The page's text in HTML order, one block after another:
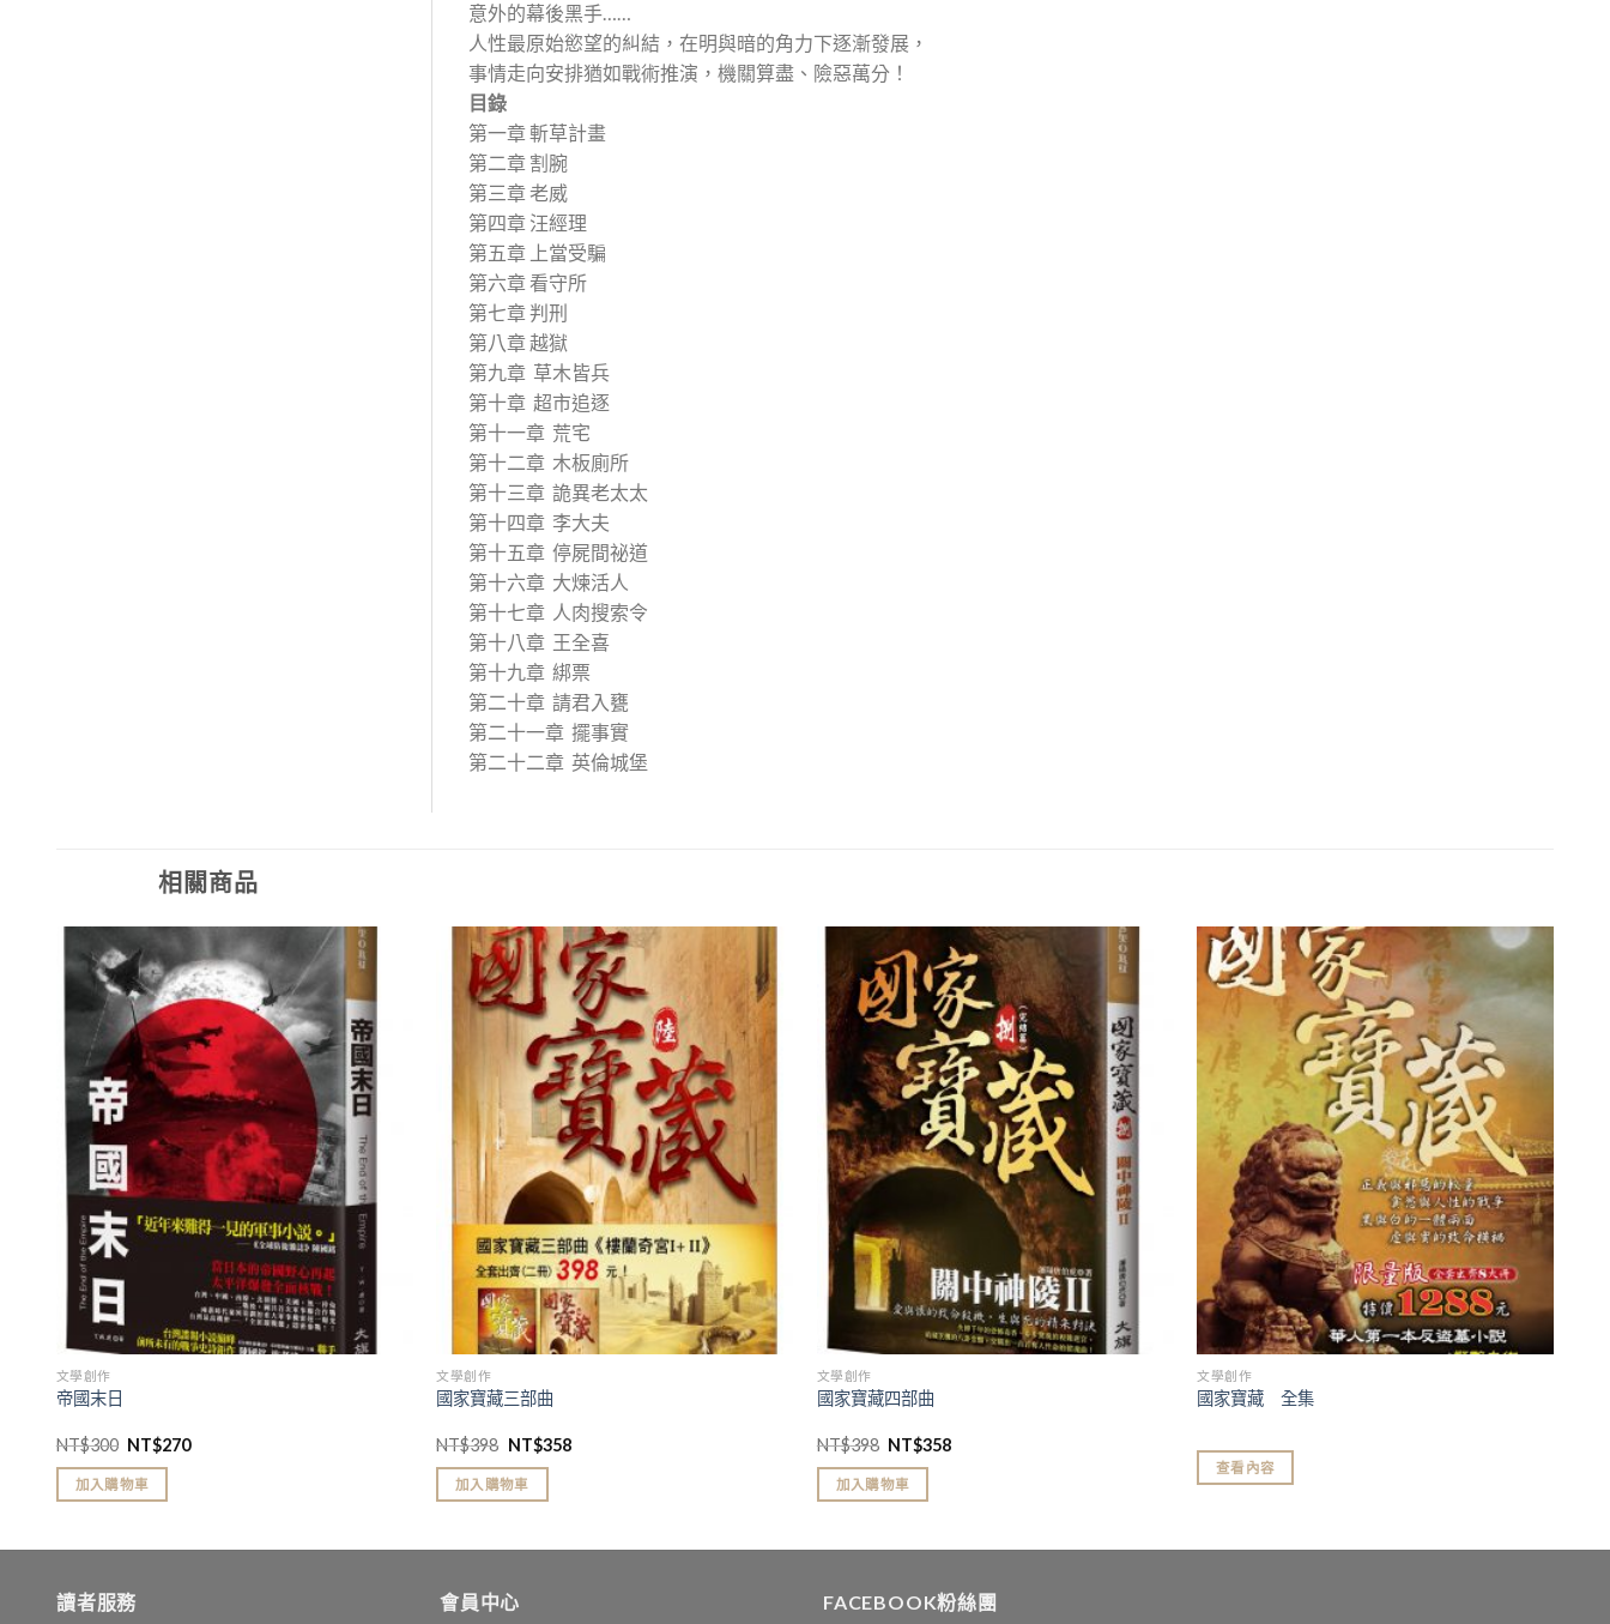
意外的幕後黑手……
人性最原始慾望的糾結，在明與暗的角力下逐漸發展，
事情走向安排猶如戰術推演，機關算盡、險惡萬分！
目錄
第一章 斬草計畫
第二章 割腕
第三章 老威
第四章 汪經理
第五章 上當受騙
第六章 看守所
第七章 判刑
第八章 越獄
第九章 草木皆兵
第十章 超市追逐
第十一章 荒宅
第十二章 木板廁所
第十三章 詭異老太太
第十四章 李大夫
第十五章 停屍間祕道
第十六章 大煉活人
第十七章 人肉搜索令
第十八章 王全喜
第十九章 綁票
第二十章 請君入甕
第二十一章 擺事實
第二十二章 英倫城堡
相關商品
望清
單」
文學創作
帝國末日
NT$300 NT$270
加入購物車
加入
「願
望清
單」
文學創作
國家寶藏三部曲
NT$398 NT$358
加入購物車
「願
望清
單」
文學創作
國家寶藏四部曲
NT$398 NT$358
加入購物車
加入
文學創作
國家寶藏 全集
查看內容
讀者服務 會員中心 FACEBOOK粉絲團